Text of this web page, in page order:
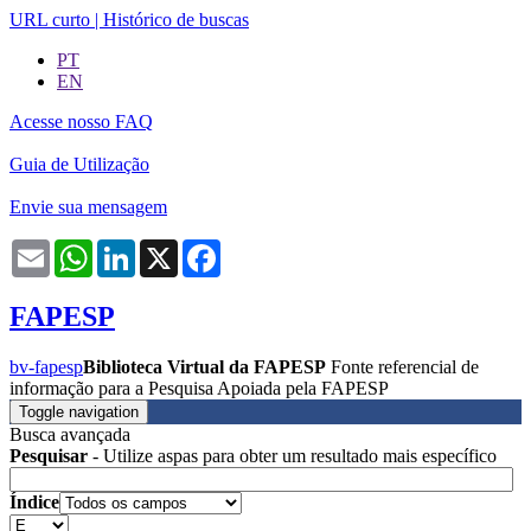
URL curto | Histórico de buscas
PT
EN
Acesse nosso FAQ
Guia de Utilização
Envie sua mensagem
Email WhatsAppLinkedIn
X
FAPESP
bv-fapespBiblioteca Virtual da FAPESP Fonte referencial de
informação para a Pesquisa Apoiada pela FAPESP
Toggle navigation
Busca avançada
Pesquisar - Utilize aspas para obter um resultado mais específico
Índice